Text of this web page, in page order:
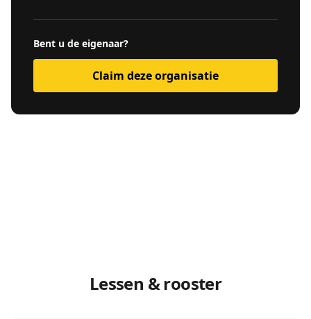
Bent u de eigenaar?
Claim deze organisatie
Lessen & rooster